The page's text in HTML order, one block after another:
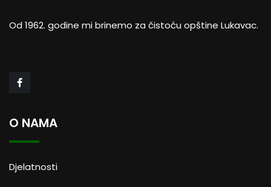
Od 1962. godine mi brinemo za čistoću opštine Lukavac.
O NAMA
Djelatnosti